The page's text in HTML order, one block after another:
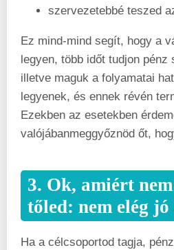
szervezetebbé teszed
Ez mind-mind segít, hogy a
legyen, több időt tudjon
illetve maguk a folyamatai
legyenek, és ennek révén
Ezekben az esetekben
valójábanmeggyőznöd őt,
3. Ok, amiért
tőled: nem elég
Ha a célcsoportod tagja,